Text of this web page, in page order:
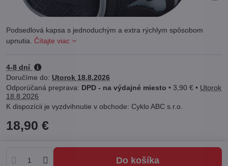
Podsedlová kapsa s jednoduchým a extra rýchlym spôsobom
upnutia. Čítajte viac
4-8 dní
Doručíme do: Utorok 18.8.2026
DPD - na výdajné miesto • 3,90 € • Utorok
18.8.2026
Cyklo ABC s.r.o.
18,90 €
Do košíka